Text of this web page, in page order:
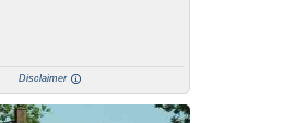
Disclaimer